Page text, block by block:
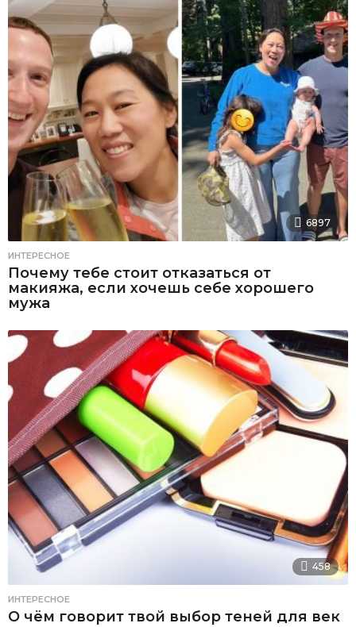
6897
ИНТЕРЕСНОЕ
Почему тебе стоит отказаться от
макияжа, если хочешь себе хорошего
мужа
458
ИНТЕРЕСНОЕ
О чём говорит твой выбор теней для век